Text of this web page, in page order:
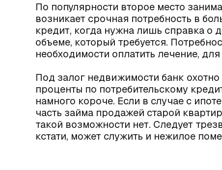
По популярности второе место
возникает срочная потребность в
кредит, когда нужна лишь справка о
объеме, который требуется.
необходимости оплатить лечение,
Под залог недвижимости банк
проценты по потребительскому
намного короче. Если в случае с
часть займа продажей старой
такой возможности нет. Следует
кстати, может служить и нежилое